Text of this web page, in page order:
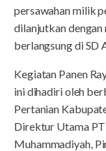
persawahan milik
dilanjutkan dengan
berlangsung di SD
Kegiatan Panen
ini dihadiri oleh
Pertanian
Direktur Utama
Muhammadiyah,